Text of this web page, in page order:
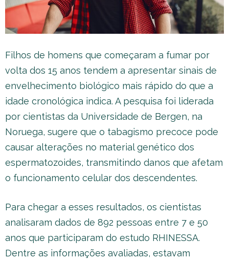
Filhos de homens que começaram a fumar por
volta dos 15 anos tendem a apresentar sinais de
envelhecimento biológico mais rápido do que a
idade cronológica indica. A pesquisa foi liderada
por cientistas da Universidade de Bergen, na
Noruega, sugere que o tabagismo precoce pode
causar alterações no material genético dos
espermatozoides, transmitindo danos que afetam
o funcionamento celular dos descendentes.
Para chegar a esses resultados, os cientistas
analisaram dados de 892 pessoas entre 7 e 50
anos que participaram do estudo RHINESSA.
Dentre as informações avaliadas, estavam